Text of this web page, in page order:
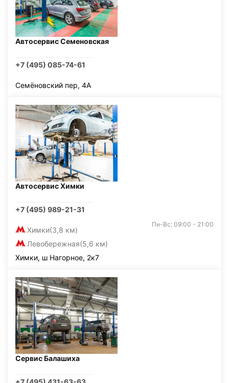
Автосервис Семеновская
+7 (495) 085-74-61
Семёновский пер, 4А
Автосервис Химки
+7 (495) 989-21-31
Химки(3,8 км)
Левобережная(5,6 км)
Пн-Вс: 09:00 - 21:00
Химки, ш Нагорное, 2к7
Сервис Балашиха